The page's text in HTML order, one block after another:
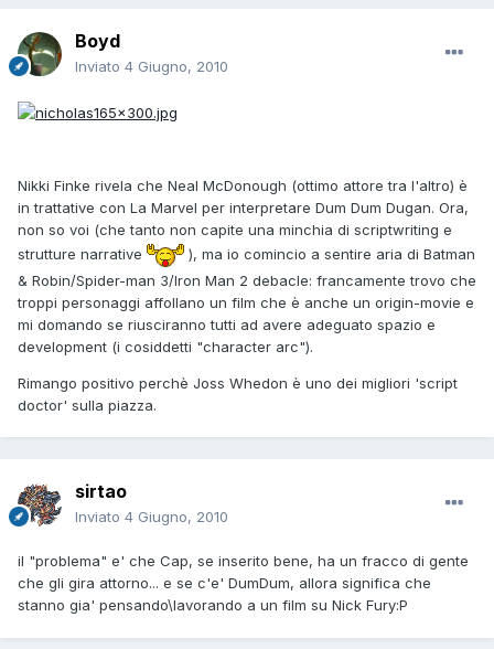
Boyd
Inviato 4 Giugno, 2010
Nikki Finke rivela che Neal McDonough (ottimo attore tra l'altro) è
in trattative con La Marvel per interpretare Dum Dum Dugan. Ora,
non so voi (che tanto non capite una minchia di scriptwriting e
strutture narrative
), ma io comincio a sentire aria di Batman
& Robin/Spider-man 3/Iron Man 2 debacle: francamente trovo che
troppi personaggi affollano un film che è anche un origin-movie e
mi domando se riusciranno tutti ad avere adeguato spazio e
development (i cosiddetti "character arc").
Rimango positivo perchè Joss Whedon è uno dei migliori 'script
doctor' sulla piazza.
sirtao
Inviato 4 Giugno, 2010
il "problema" e' che Cap, se inserito bene, ha un fracco di gente
che gli gira attorno... e se c'e' DumDum, allora significa che
stanno gia' pensando\lavorando a un film su Nick Fury:P